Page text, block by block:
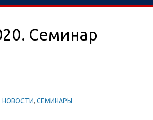
Семинар
НОВОСТИ СЕМИНАРЫ